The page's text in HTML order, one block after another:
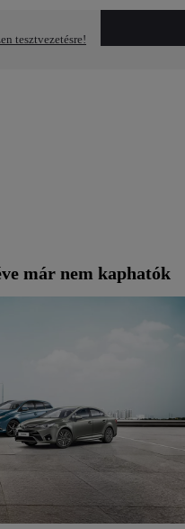
tesztvezetésre!
már nem kaphatók